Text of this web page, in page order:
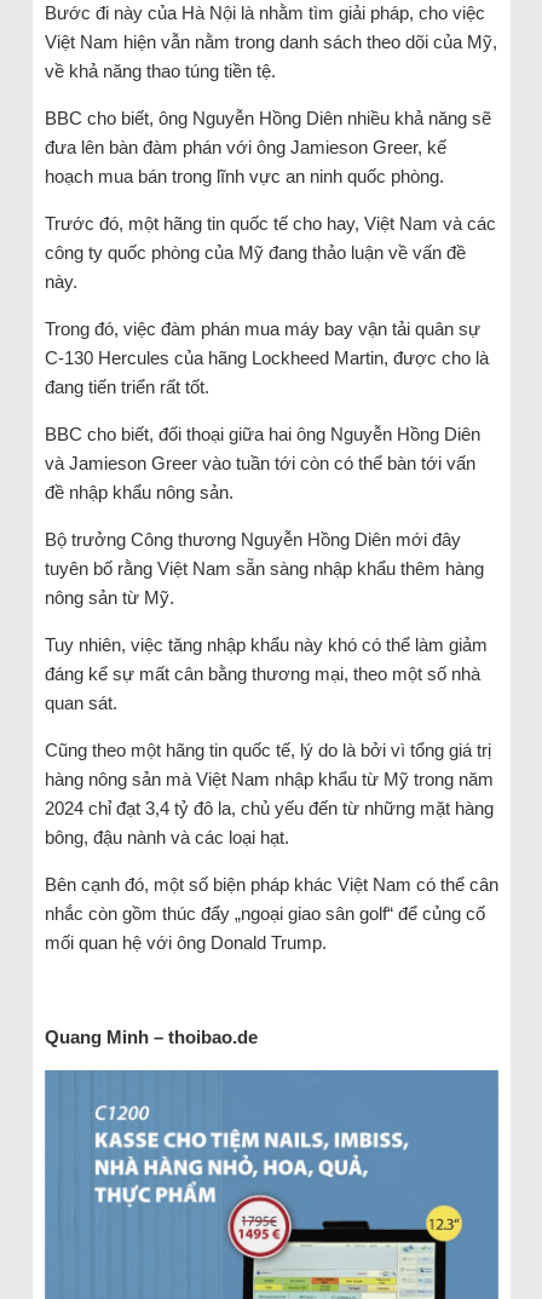
Bước đi này của Hà Nội là nhằm tìm giải pháp, cho việc
Việt Nam hiện vẫn nằm trong danh sách theo dõi của Mỹ,
về khả năng thao túng tiền tệ.
BBC cho biết, ông Nguyễn Hồng Diên nhiều khả năng sẽ
đưa lên bàn đàm phán với ông Jamieson Greer, kế
hoạch mua bán trong lĩnh vực an ninh quốc phòng.
Trước đó, một hãng tin quốc tế cho hay, Việt Nam và các
công ty quốc phòng của Mỹ đang thảo luận về vấn đề
này.
Trong đó, việc đàm phán mua máy bay vận tải quân sự
C-130 Hercules của hãng Lockheed Martin, được cho là
đang tiến triển rất tốt.
BBC cho biết, đối thoại giữa hai ông Nguyễn Hồng Diên
và Jamieson Greer vào tuần tới còn có thể bàn tới vấn
đề nhập khẩu nông sản.
Bộ trưởng Công thương Nguyễn Hồng Diên mới đây
tuyên bố rằng Việt Nam sẵn sàng nhập khẩu thêm hàng
nông sản từ Mỹ.
Tuy nhiên, việc tăng nhập khẩu này khó có thể làm giảm
đáng kể sự mất cân bằng thương mại, theo một số nhà
quan sát.
Cũng theo một hãng tin quốc tế, lý do là bởi vì tổng giá trị
hàng nông sản mà Việt Nam nhập khẩu từ Mỹ trong năm
2024 chỉ đạt 3,4 tỷ đô la, chủ yếu đến từ những mặt hàng
bông, đậu nành và các loại hạt.
Bên cạnh đó, một số biện pháp khác Việt Nam có thể cân
nhắc còn gồm thúc đẩy „ngoại giao sân golf“ để củng cố
mối quan hệ với ông Donald Trump.
Quang Minh – thoibao.de